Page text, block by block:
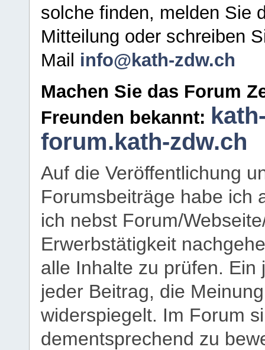
solche finden, melden Sie
Mitteilung oder schreiben
Mail info@kath-zdw.ch
Machen Sie das Forum
Freunden bekannt:
forum.kath-zdw.ch
Auf die Veröffentlichung
Forumsbeiträge habe ich
ich nebst Forum/
Erwerbstätigkeit
alle Inhalte zu prüfen.
jeder Beitrag, die
widerspiegelt. Im Forum
dementsprechend zu